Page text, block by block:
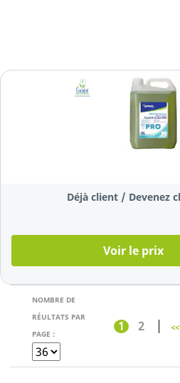
Déjà client / Devenez
Voir le prix
NOMBRE DE
RÉULTATS PAR
PAGE :
1 2